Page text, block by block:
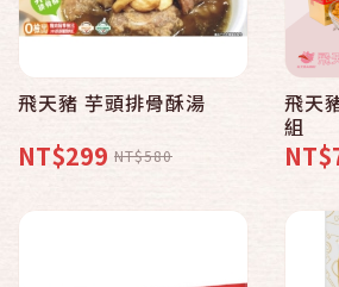
飛天豬 芋頭排骨酥湯
NT$299 NT$580
飛天
組